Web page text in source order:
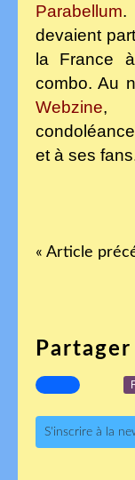
Parabellum.
devaient
la France
combo. Au
Webzine,
et à ses
« Article
S'inscrire à la